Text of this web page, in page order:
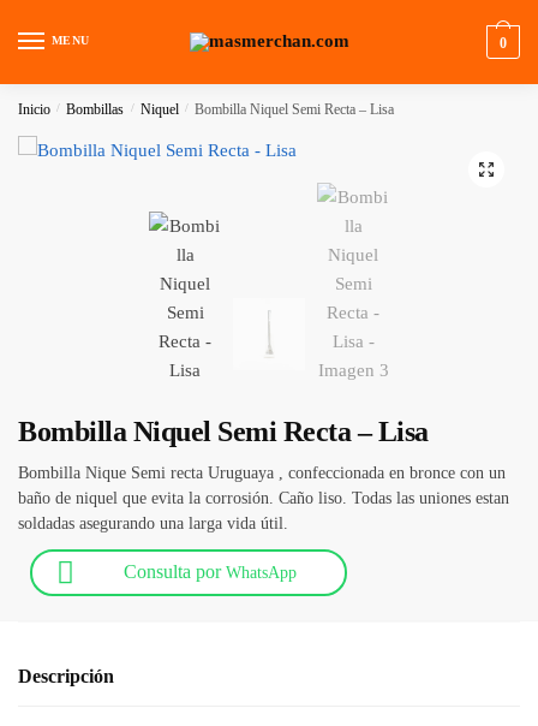
MENU 0
Inicio / Bombillas / Niquel / Bombilla Niquel Semi Recta – Lisa
🔍
Bombilla Niquel Semi Recta – Lisa
Bombilla Nique Semi recta Uruguaya , confeccionada en bronce con un
baño de niquel que evita la corrosión. Caño liso. Todas las uniones estan
soldadas asegurando una larga vida útil.
Consulta por WhatsApp
Descripción